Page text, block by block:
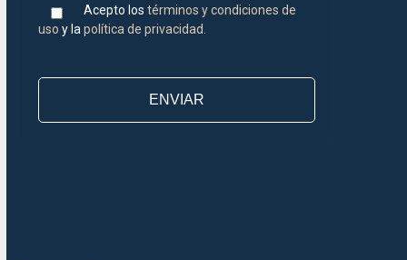
Acepto lostérminos y condiciones de
uso y lapolítica de privacidad.